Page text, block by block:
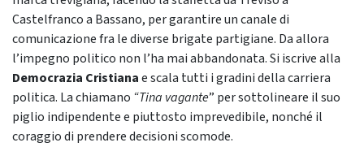
Castelfranco a Bassano, per garantire un canale di
comunicazione fra le diverse brigate partigiane. Da allora
l’impegno politico non l’ha mai abbandonata. Si iscrive alla
Democrazia Cristianae scala tutti i gradini della carriera
politica. La chiamano “Tina vagante” per sottolineare il suo
piglio indipendente e piuttosto imprevedibile, nonché il
coraggio di prendere decisioni scomode.